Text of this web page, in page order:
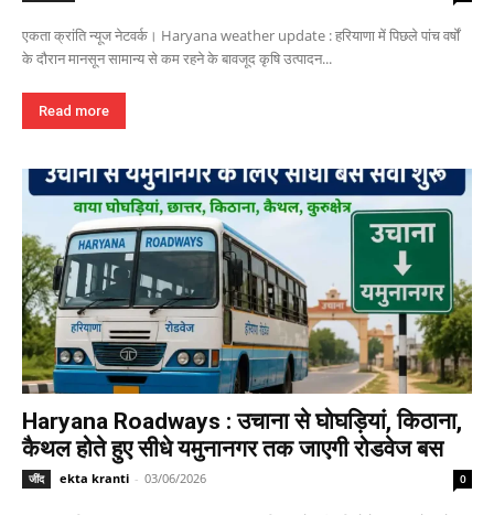
एकता क्रांति न्यूज नेटवर्क। Haryana weather update : हरियाणा में पिछले पांच वर्षों
के दौरान मानसून सामान्य से कम रहने के बावजूद कृषि उत्पादन...
Read more
Haryana Roadways : उचाना से घोघड़ियां, किठाना,
कैथल होते हुए सीधे यमुनानगर तक जाएगी रोडवेज बस
जींद ekta kranti - 03/06/2026 0